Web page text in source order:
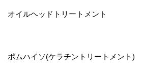
オイルヘッドトリートメント
ポムハイソ(ケラチントリートメント)